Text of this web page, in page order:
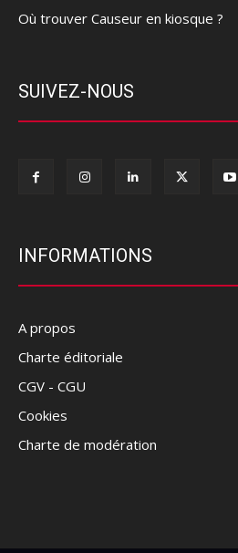
Où trouver Causeur en kiosque ?
SUIVEZ-NOUS
INFORMATIONS
A propos
Charte éditoriale
CGV - CGU
Cookies
Charte de modération